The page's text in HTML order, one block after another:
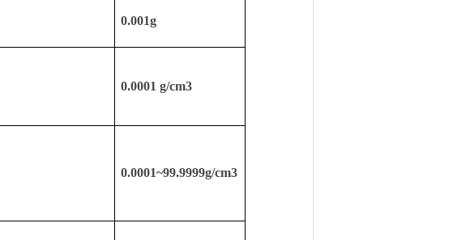
0.001g
0.0001 g/cm3
0.0001~99.9999g/cm3